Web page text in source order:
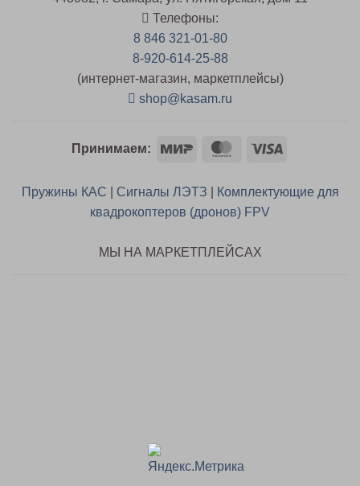
Телефоны:
8 846 321-01-80
8-920-614-25-88
(интернет-магазин, маркетплейсы)
shop@kasam.ru
Принимаем: Mir MasterCard
Visa
Пружины КАС Сигналы ЛЭТЗ
Комплектующие для
квадрокоптеров (дронов) FPV
МЫ НА МАРКЕТПЛЕЙСАХ